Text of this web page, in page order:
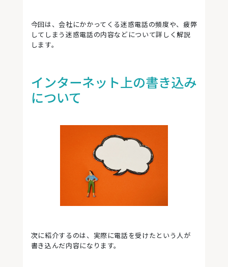
今回は、会社にかかってくる迷惑電話の頻度や、疲弊
してしまう迷惑電話の内容などについて詳しく解説
します。
インターネット上の書き込み
について
次に紹介するのは、実際に電話を受けたという人が
書き込んだ内容になります。